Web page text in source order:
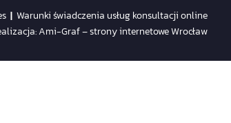
| Warunki świadczenia usług konsultacji online
Ami-Graf – strony internetowe Wrocław